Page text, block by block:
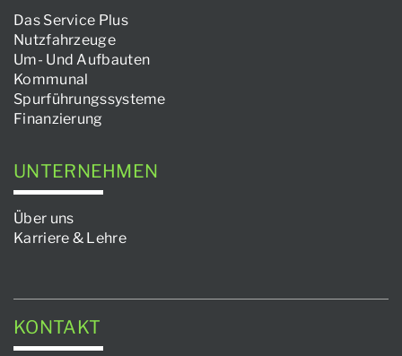
Das Service Plus
Nutzfahrzeuge
Um- Und Aufbauten
Kommunal
Spurführungssysteme
Finanzierung
UNTERNEHMEN
Über uns
Karriere & Lehre
KONTAKT